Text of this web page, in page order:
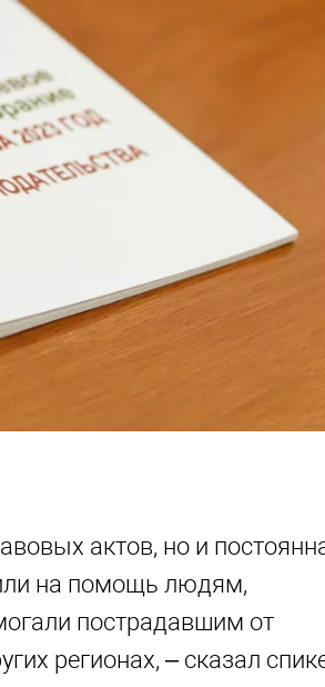
актов, но и
на помощь людям,
пострадавшим от
регионах, – сказал